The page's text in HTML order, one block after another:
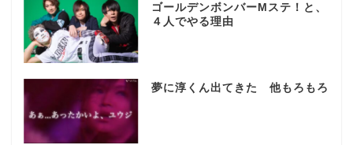
ゴールデンボンバーMステ！と、
４人でやる理由
夢に淳くん出てきた 他もろもろ